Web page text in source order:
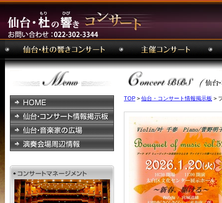
TOP > 仙台・コンサート情報掲示板 >